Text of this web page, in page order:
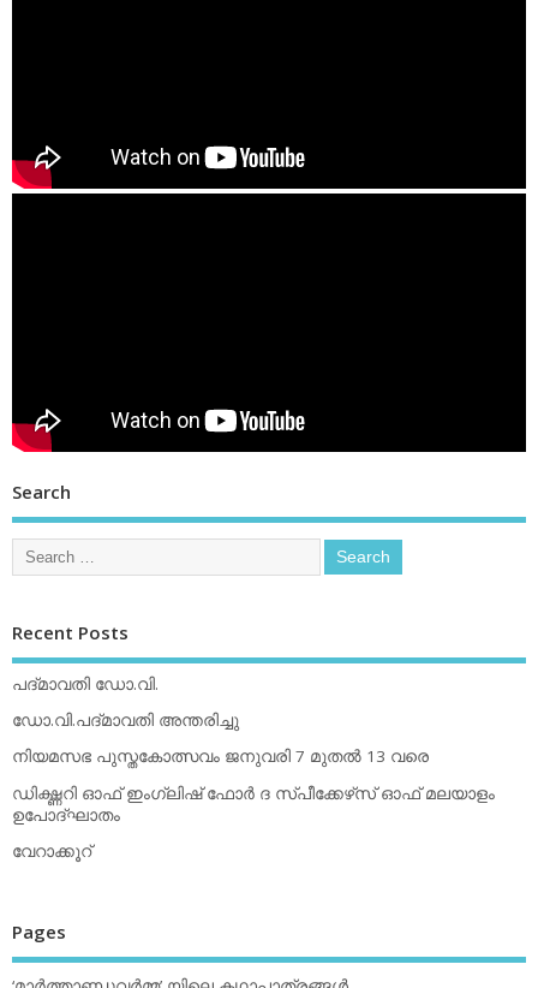
Search
Recent Posts
പദ്മാവതി ഡോ.വി.
ഡോ.വി.പദ്മാവതി അന്തരിച്ചു
നിയമസഭ പുസ്തകോത്സവം ജനുവരി 7 മുതല്‍ 13 വരെ
ഡിക്ഷ്ണറി ഓഫ് ഇംഗ്ലിഷ് ഫോര്‍ ദ സ്പീക്കേഴ്‌സ് ഓഫ് മലയാളം
ഉപോദ്ഘാതം
വേറാക്കൂറ്
Pages